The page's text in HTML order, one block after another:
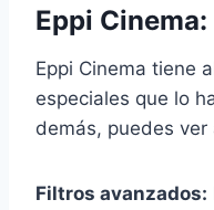
Eppi Cinema:
Eppi Cinema tiene
especiales que lo
demás, puedes ver
Filtros avanzados: